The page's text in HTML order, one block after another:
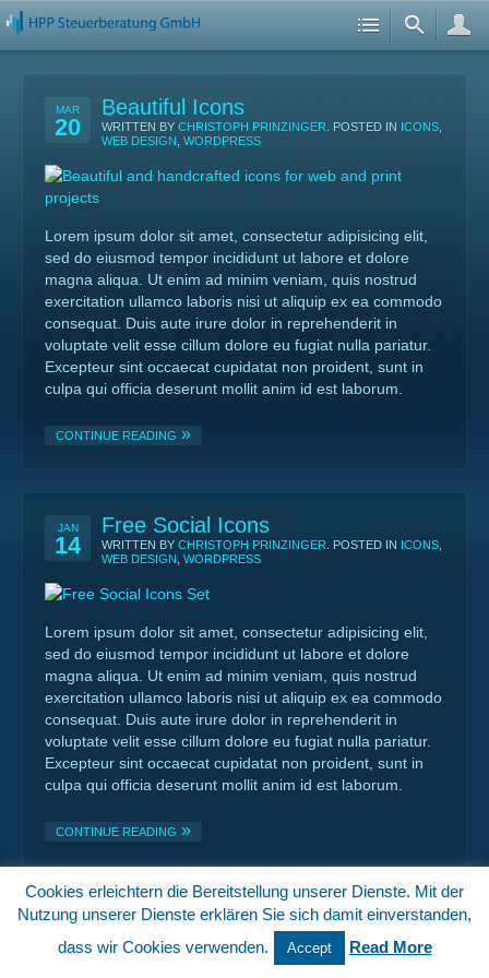
MAR
20
Beautiful Icons
WRITTEN BY CHRISTOPH PRINZINGER . POSTED IN ICONS
WEB DESIGN WORDPRESS
Lorem ipsum dolor sit amet, consectetur adipisicing elit,
sed do eiusmod tempor incididunt ut labore et dolore
magna aliqua. Ut enim ad minim veniam, quis nostrud
exercitation ullamco laboris nisi ut aliquip ex ea commodo
consequat. Duis aute irure dolor in reprehenderit in
voluptate velit esse cillum dolore eu fugiat nulla pariatur.
Excepteur sint occaecat cupidatat non proident, sunt in
culpa qui officia deserunt mollit anim id est laborum.
CONTINUE READING
JAN
14
Free Social Icons
WRITTEN BY CHRISTOPH PRINZINGER . POSTED IN ICONS
WEB DESIGN WORDPRESS
Lorem ipsum dolor sit amet, consectetur adipisicing elit,
sed do eiusmod tempor incididunt ut labore et dolore
magna aliqua. Ut enim ad minim veniam, quis nostrud
exercitation ullamco laboris nisi ut aliquip ex ea commodo
consequat. Duis aute irure dolor in reprehenderit in
voluptate velit esse cillum dolore eu fugiat nulla pariatur.
Excepteur sint occaecat cupidatat non proident, sunt in
culpa qui officia deserunt mollit anim id est laborum.
CONTINUE READING
Switch to Desktop Version
Cookies erleichtern die Bereitstellung unserer Dienste. Mit der
Nutzung unserer Dienste erklären Sie sich damit einverstanden,
dass wir Cookies verwenden.
Accept Read More